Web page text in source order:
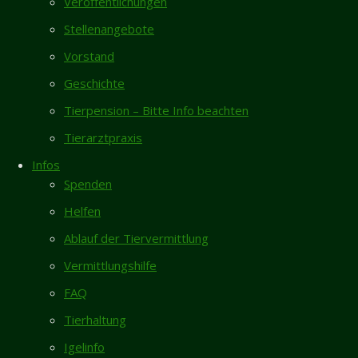
Stellenangebote
Vorstand
Geschichte
Tierpension – Bitte Info beachten
Tierarztpraxis
Infos
Spenden
Helfen
Ablauf der Tiervermittlung
Vermittlungshilfe
FAQ
Tierhaltung
Igelinfo
23.04.2026
Allgemeines
Neubau
Tierfreunde,
soweit, der
startet jetzt
im März
Neueste Beiträge
Vermisst- Nymphensittich aus Garmissen
Zugelaufen 6.8. – Weiblicher Pinscher vom
Galgenberg/Hildesheim
Rita sucht dringend Endstelle für ihren
restlichen Lebensabend
Pause, einer "neuen" Bullimaus...